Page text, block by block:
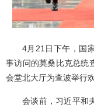
4月21日下午，国
事访问的莫桑比克总统
会堂北大厅为查波举行
会谈前，习近平和